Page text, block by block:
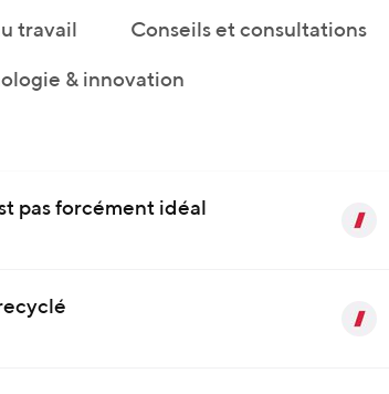
travail Conseils et consultations
& innovation
pas forcément idéal